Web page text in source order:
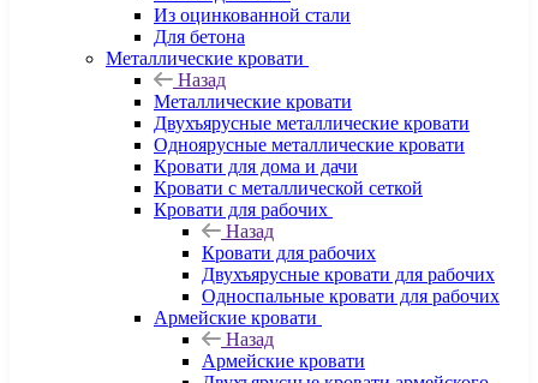
Из оцинкованной стали
Для бетона
Металлические кровати
Назад
Металлические кровати
Двухъярусные металлические кровати
Одноярусные металлические кровати
Кровати для дома и дачи
Кровати с металлической сеткой
Кровати для рабочих
Назад
Кровати для рабочих
Двухъярусные кровати для рабочих
Односпальные кровати для рабочих
Армейские кровати
Назад
Армейские кровати